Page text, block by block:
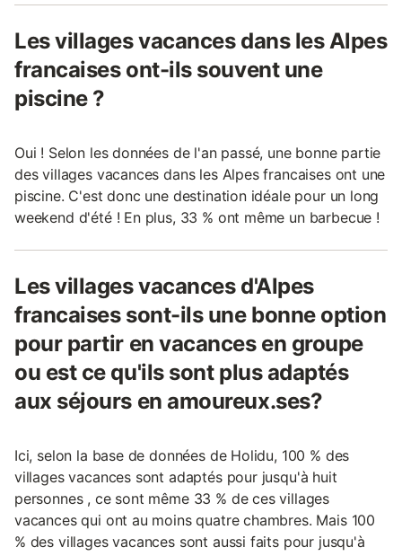
Les villages vacances dans les Alpes
francaises ont-ils souvent une
piscine ?
Oui ! Selon les données de l'an passé, une bonne partie
des villages vacances dans les Alpes francaises ont une
piscine. C'est donc une destination idéale pour un long
weekend d'été ! En plus, 33 % ont même un barbecue !
Les villages vacances d'Alpes
francaises sont-ils une bonne option
pour partir en vacances en groupe
ou est ce qu'ils sont plus adaptés
aux séjours en amoureux.ses?
Ici, selon la base de données de Holidu, 100 % des
villages vacances sont adaptés pour jusqu'à huit
personnes , ce sont même 33 % de ces villages
vacances qui ont au moins quatre chambres. Mais 100
% des villages vacances sont aussi faits pour jusqu'à